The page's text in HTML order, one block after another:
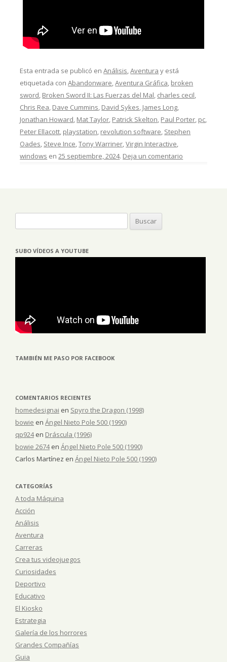
Esta entrada se publicó enAnálisis,Aventura y está
etiquetada conAbandonware,Aventura Gráfica, broken
sword, Broken Sword II: Las Fuerzas del Mal, charles cecil,
Chris Rea, Dave Cummins, David Sykes, James Long,
Jonathan Howard, Mat Taylor, Patrick Skelton, Paul Porter, pc,
Peter Ellacott, playstation, revolution software, Stephen
Oades, Steve Ince,Tony Warriner,Virgin Interactive,
windows en25 septiembre, 2024. Deja un comentario
SUBO VÍDEOS A YOUTUBE
TAMBIÉN ME PASO POR FACEBOOK
COMENTARIOS RECIENTES
homedesignai en Spyro the Dragon (1998)
bowie en Ángel Nieto Pole 500 (1990)
qp924en Dráscula (1996)
bowie 2674en Ángel Nieto Pole 500 (1990)
Carlos Martínez en Ángel Nieto Pole 500 (1990)
CATEGORÍAS
A toda Máquina
Acción
Análisis
Aventura
Carreras
Crea tus videojuegos
Curiosidades
Deportivo
Educativo
El Kiosko
Estrategia
Galería de los horrores
Grandes Compañías
Guia